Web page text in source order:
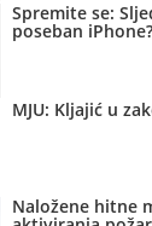
Spremite se:
poseban iPhone?
MJU: Kljajić u
Naložene hitne